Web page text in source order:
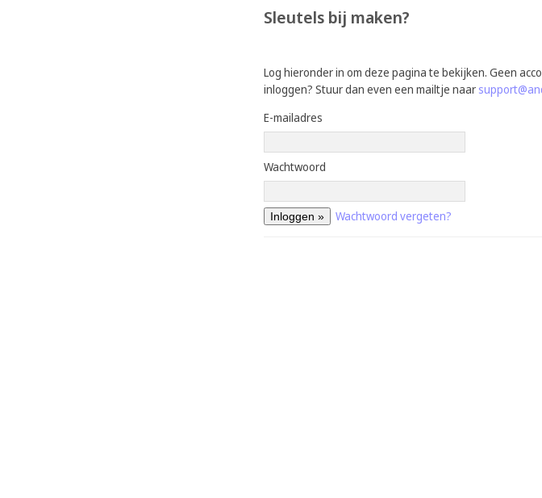
Sleutels bij maken?
Log hieronder in om deze pagina te bekijken. Geen
inloggen? Stuur dan even een mailtje naar
E-mailadres
Wachtwoord
Wachtwoord vergeten?